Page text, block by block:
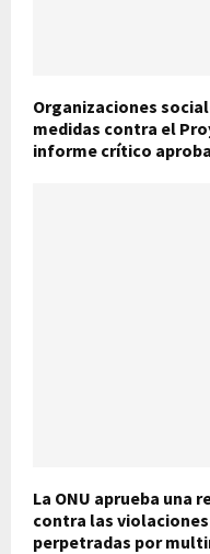
Organizaciones
medidas contra el
informe crítico
La ONU aprueba una
contra las
perpetradas por